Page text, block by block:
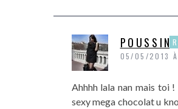
POUSSINE
05/05/2013
Ahhhh lala nan mais toi
sexy mega chocolat u